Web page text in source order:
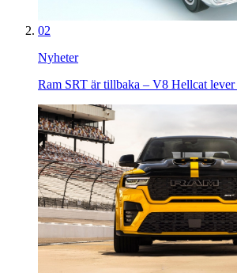
02
Nyheter
Ram SRT är tillbaka – V8 Hellcat